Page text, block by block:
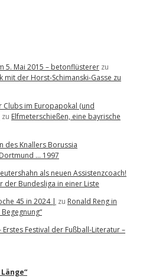
5. Mai 2015 – betonflüsterer zu
mit der Horst-Schimanski-Gasse zu
Clubs im Europapokal (und
zu Elfmeterschießen, eine bayrische
des Knallers Borussia
… 1997
als neuen Assistenzcoach!
der Bundesliga in einer Liste
45 in 2024 | zu Ronald Reng in
Festival der Fußball-Literatur –